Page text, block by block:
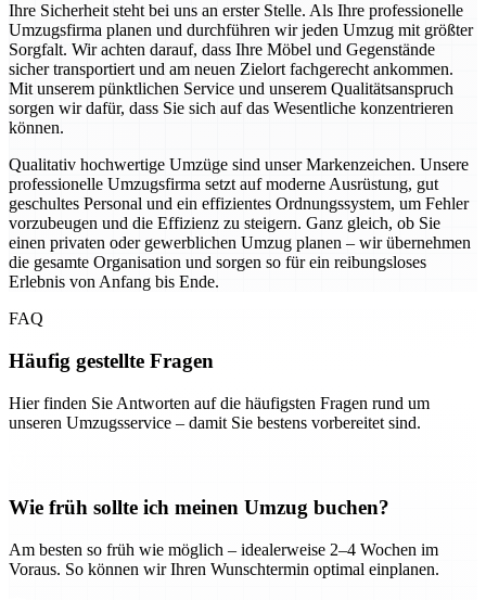
Ihre Sicherheit steht bei uns an erster Stelle. Als Ihre professionelle
Umzugsfirma planen und durchführen wir jeden Umzug mit größter
Sorgfalt. Wir achten darauf, dass Ihre Möbel und Gegenstände
sicher transportiert und am neuen Zielort fachgerecht ankommen.
Mit unserem pünktlichen Service und unserem Qualitätsanspruch
sorgen wir dafür, dass Sie sich auf das Wesentliche konzentrieren
können.
Qualitativ hochwertige Umzüge sind unser Markenzeichen. Unsere
professionelle Umzugsfirma setzt auf moderne Ausrüstung, gut
geschultes Personal und ein effizientes Ordnungssystem, um Fehler
vorzubeugen und die Effizienz zu steigern. Ganz gleich, ob Sie
einen privaten oder gewerblichen Umzug planen – wir übernehmen
die gesamte Organisation und sorgen so für ein reibungsloses
Erlebnis von Anfang bis Ende.
FAQ
Häufig gestellte Fragen
Hier finden Sie Antworten auf die häufigsten Fragen rund um
unseren Umzugsservice – damit Sie bestens vorbereitet sind.
Wie früh sollte ich meinen Umzug buchen?
Am besten so früh wie möglich – idealerweise 2–4 Wochen im
Voraus. So können wir Ihren Wunschtermin optimal einplanen.